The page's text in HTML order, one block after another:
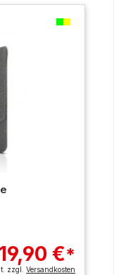
19,90 €*
zzgl.Versandkosten